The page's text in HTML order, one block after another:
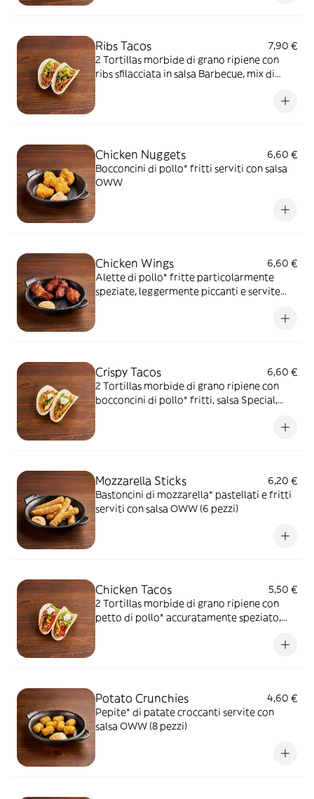
Ribs Tacos
7,90 €
2 Tortillas morbide di grano ripiene con
ribs sfilacciata in salsa Barbecue, mix di
Chicken Nuggets
6,60 €
Bocconcini di pollo* fritti serviti con salsa
OWW
Chicken Wings
6,60 €
Alette di pollo* fritte particolarmente
speziate, leggermente piccanti e servite
Crispy Tacos
6,60 €
2 Tortillas morbide di grano ripiene con
bocconcini di pollo* fritti, salsa Special,
Mozzarella Sticks
6,20 €
Bastoncini di mozzarella* pastellati e fritti
serviti con salsa OWW (6 pezzi)
Chicken Tacos
5,50 €
2 Tortillas morbide di grano ripiene con
petto di pollo* accuratamente speziato,
Potato Crunchies
4,60 €
Pepite* di patate croccanti servite con
salsa OWW (8 pezzi)